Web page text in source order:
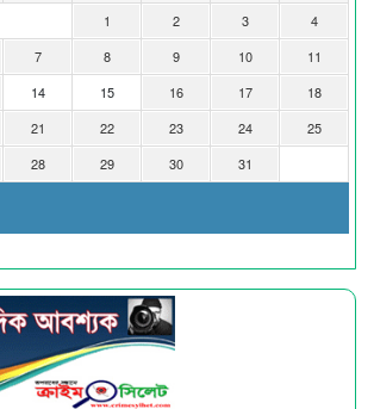
1 2 3
4
7 8 9 10
11
14 15 16 17
18
21 22 23 24
25
28 29 30 31